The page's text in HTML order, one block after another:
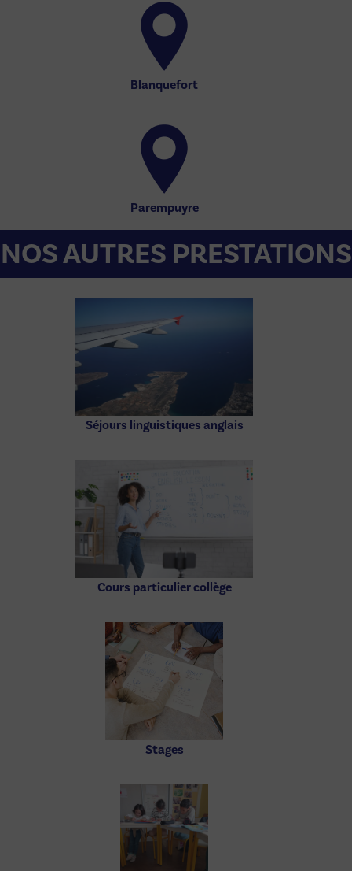
Blanquefort
Parempuyre
NOS AUTRES PRESTATIONS
Séjours linguistiques anglais
Cours particulier collège
Stages